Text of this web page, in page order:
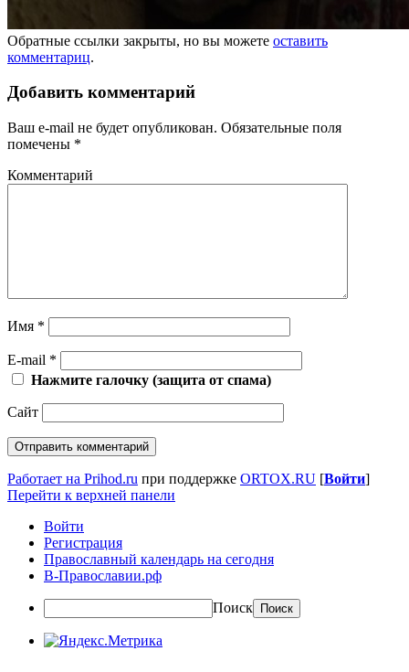
Обратные ссылки закрыты, но вы можете оставить
комментариц.
Добавить комментарий
Ваш e-mail не будет опубликован. Обязательные поля
помечены *
Комментарий
Имя *
E-mail *
Нажмите галочку (защита от спама)
Сайт
Работает на Prihod.ru при поддержке ORTOX.RU [Войти]
Перейти к верхней панели
Войти
Регистрация
Православный календарь на сегодня
В-Православии.рф
Поиск